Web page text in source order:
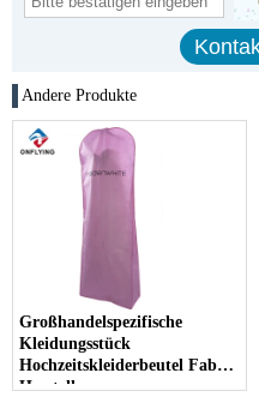
Andere Produkte
Großhandelspezifische
Kleidungsstück
Hochzeitskleiderbeutel Fabrik
Hersteller